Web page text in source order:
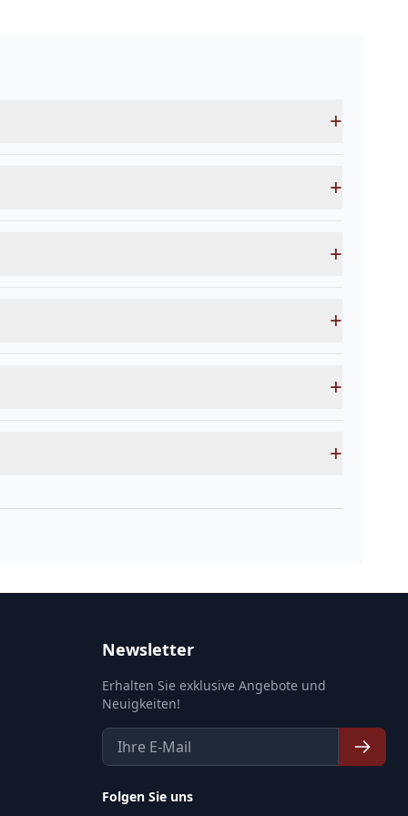
+
+
+
+
+
+
Newsletter
Erhalten Sie exklusive Angebote und
Neuigkeiten!
Folgen Sie uns